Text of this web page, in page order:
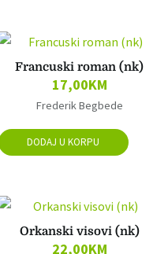
Francuski roman (nk)
17,00KM
Frederik Begbede
DODAJ U KORPU
Orkanski visovi (nk)
22,00KM